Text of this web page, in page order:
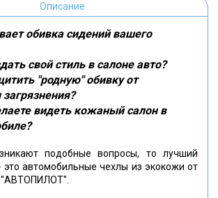
Описание
обивка сидений вашего
свой стиль в салоне авто?
"родную" обивку от
видеть кожаный салон в
подобные вопросы, то лучший
автомобильные чехлы из экокожи от
"АВТОПИЛОТ".